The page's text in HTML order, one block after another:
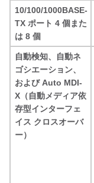
10/100/1000BASE-
TX ポート 4 個また
は 8 個
自動検知、自動ネ
ゴシエーション、
および Auto MDI-
X（自動メディア依
存型インターフェ
イス クロスオーバ
ー）